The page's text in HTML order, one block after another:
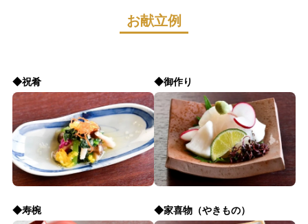
お献立例
◆祝肴 ◆御作り
◆寿椀 ◆家喜物（やきもの）